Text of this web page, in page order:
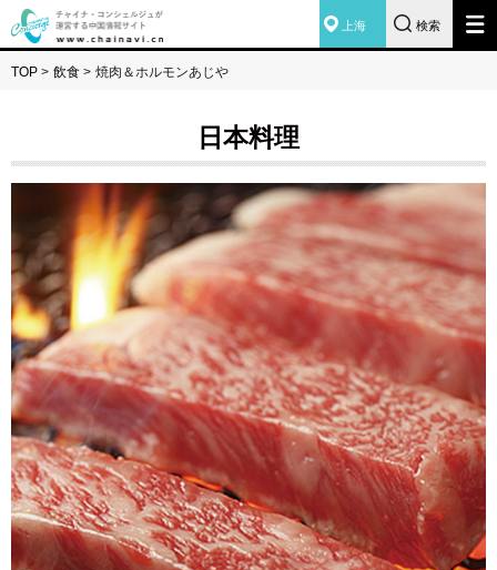
上海 検索
TOP > 飲食 > 焼肉＆ホルモンあじや
日本料理